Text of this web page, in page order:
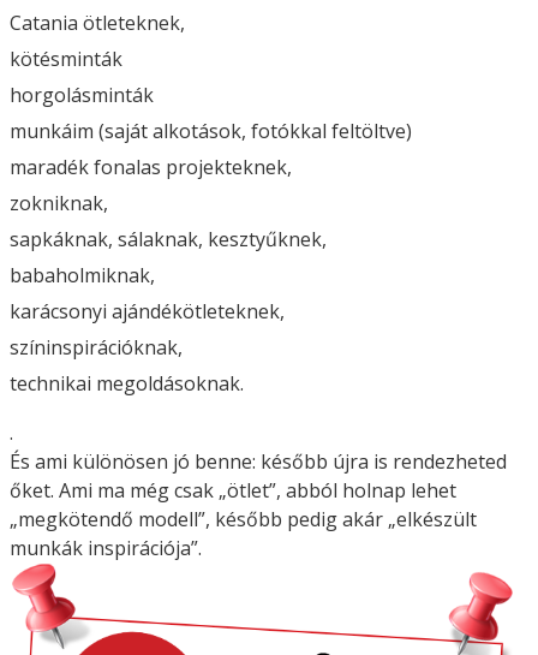
Catania ötleteknek,
kötésminták
horgolásminták
munkáim (saját alkotások, fotókkal feltöltve)
maradék fonalas projekteknek,
zokniknak,
sapkáknak, sálaknak, kesztyűknek,
babaholmiknak,
karácsonyi ajándékötleteknek,
színinspirációknak,
technikai megoldásoknak.
.
És ami különösen jó benne: később újra is rendezheted
őket. Ami ma még csak „ötlet”, abból holnap lehet
„megkötendő modell”, később pedig akár „elkészült
munkák inspirációja”.